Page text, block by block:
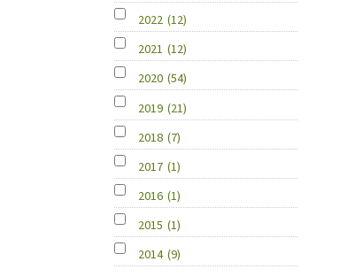
2022 (12)
2021 (12)
2020 (54)
2019 (21)
2018 (7)
2017 (1)
2016 (1)
2015 (1)
2014 (9)